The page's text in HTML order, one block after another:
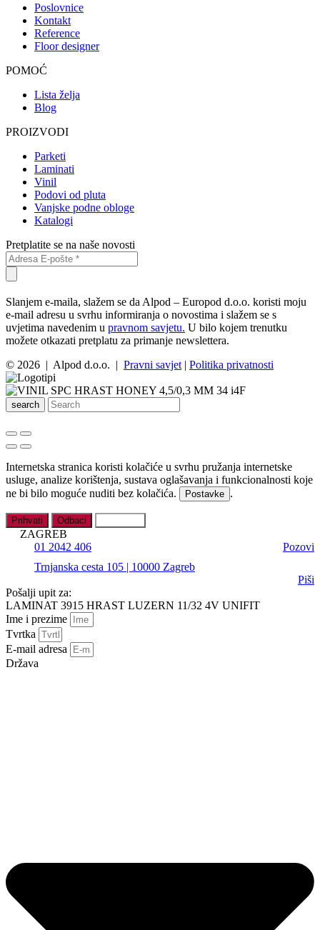
Poslovnice
Kontakt
Reference
Floor designer
POMOĆ
Lista želja
Blog
PROIZVODI
Parketi
Laminati
Vinil
Podovi od pluta
Vanjske podne obloge
Katalogi
Pretplatite se na naše novosti
Slanjem e-maila, slažem se da Alpod – Europod d.o.o. koristi moju
e-mail adresu u svrhu informiranja o novostima i slažem se s
uvjetima navedenim u pravnom savjetu. U bilo kojem trenutku
možete otkazati pretplatu za primanje newslettera.
© 2026 | Alpod d.o.o. | Pravni savjet | Politika privatnosti
search
Internetska stranica koristi kolačiće u svrhu pružanja internetske
usluge, analize korištenja, sustava oglašavanja i funkcionalnosti koje
ne bi bilo moguće nuditi bez kolačića.
Postavke .
Prihvati Odbaci
ZAGREB
01 2042 406
Pozovi
Trnjanska cesta 105 | 10000 Zagreb
Piši
Pošalji upit za:
LAMINAT 3915 HRAST LUZERN 11/32 4V UNIFIT
Ime i prezime
Tvrtka
E-mail adresa
Država